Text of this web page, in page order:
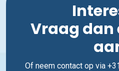
Vraag dan
Of neem contact op via